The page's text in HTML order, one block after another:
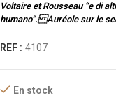
Voltaire et Rousseau “e di
humano”. Auréole sur le
REF : 4107
En stock